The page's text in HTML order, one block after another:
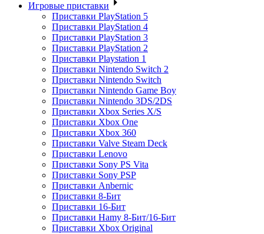
Игровые приставки
Приставки PlayStation 5
Приставки PlayStation 4
Приставки PlayStation 3
Приставки PlayStation 2
Приставки Playstation 1
Приставки Nintendo Switch 2
Приставки Nintendo Switch
Приставки Nintendo Game Boy
Приставки Nintendo 3DS/2DS
Приставки Xbox Series X/S
Приставки Xbox One
Приставки Xbox 360
Приставки Valve Steam Deck
Приставки Lenovo
Приставки Sony PS Vita
Приставки Sony PSP
Приставки Anbernic
Приставки 8-Бит
Приставки 16-Бит
Приставки Hamy 8-Бит/16-Бит
Приставки Xbox Original